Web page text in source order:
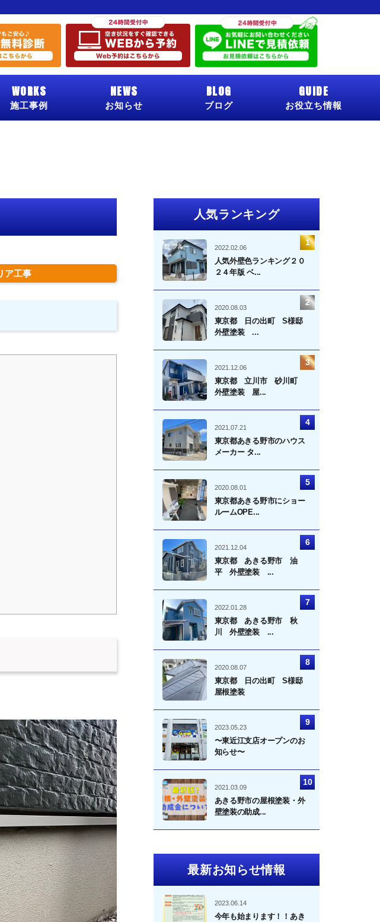
WORKS
施工事例
NEWS
お知らせ
BLOG
ブログ
GUIDE
お役立ち情報
ア工事
人気ランキング
2022.02.06
人気外壁色ランキング２０
２４年版 ベ...
2020.08.03
東京都 日の出町 S様邸
外壁塗装 ...
2021.12.06
東京都 立川市 砂川町
外壁塗装 屋...
2021.07.21
東京都あきる野市のハウス
メーカー タ...
2020.08.01
東京都あきる野市にショー
ルームOPE...
2021.12.04
東京都 あきる野市 油
平 外壁塗装 ...
2022.01.28
東京都 あきる野市 秋
川 外壁塗装 ...
2020.08.07
東京都 日の出町 S様邸
屋根塗装
2023.05.23
〜東近江支店オープンのお
知らせ〜
2021.03.09
あきる野市の屋根塗装・外
壁塗装の助成...
最新お知らせ情報
2023.06.14
今年も始まります！！あき